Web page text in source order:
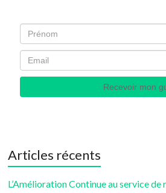
Recevoir mon
Articles récents
L’Amélioration Continue au service